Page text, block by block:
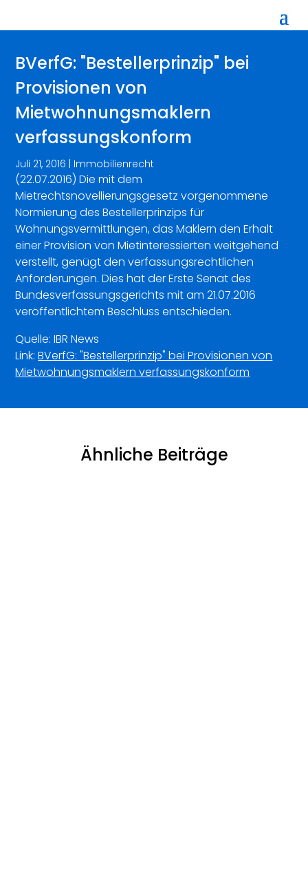
BVerfG: "Bestellerprinzip" bei
Provisionen von
Mietwohnungsmaklern
verfassungskonform
Juli 21, 2016 Immobilienrecht
(22.07.2016) Die mit dem
Mietrechtsnovellierungsgesetz vorgenommene
Normierung des Bestellerprinzips für
Wohnungsvermittlungen, das Maklern den Erhalt
einer Provision von Mietinteressierten weitgehend
verstellt, genügt den verfassungsrechtlichen
Anforderungen. Dies hat der Erste Senat des
Bundesverfassungsgerichts mit am 21.07.2016
veröffentlichtem Beschluss entschieden.
Quelle: IBR News
Link:BVerfG: "Bestellerprinzip" bei Provisionen von
Mietwohnungsmaklern verfassungskonform
Ähnliche Beiträge